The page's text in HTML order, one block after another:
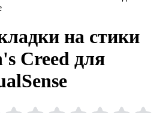
на стики
Creed для